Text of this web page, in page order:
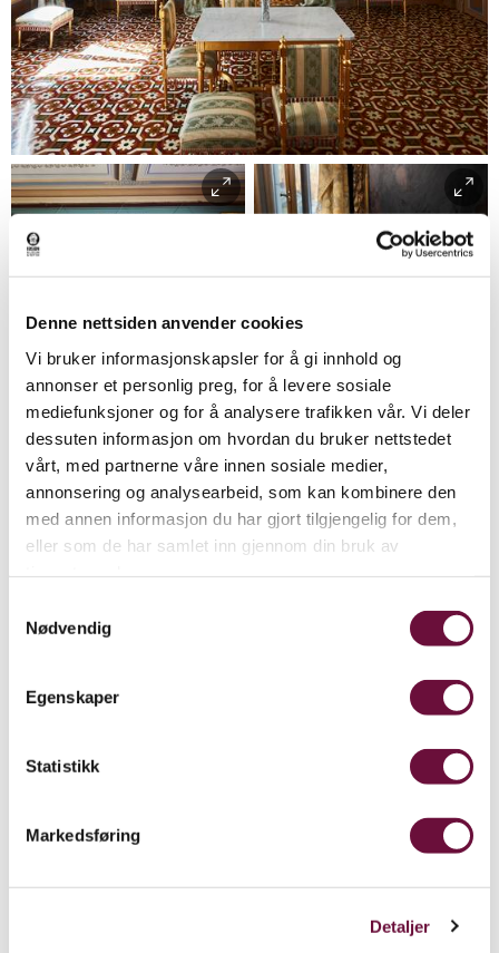
Denne nettsiden anvender cookies
Vi bruker informasjonskapsler for å gi innhold og
annonser et personlig preg, for å levere sosiale
mediefunksjoner og for å analysere trafikken vår. Vi deler
dessuten informasjon om hvordan du bruker nettstedet
vårt, med partnerne våre innen sosiale medier,
annonsering og analysearbeid, som kan kombinere den
med annen informasjon du har gjort tilgjengelig for dem,
eller som de har samlet inn gjennom din bruk av
Nødvendig
Egenskaper
Statistikk
Markedsføring
Detaljer
Haakon Harris
Haakon Harriss Haakon Harris
Anne - Lise
Haakon Harriss